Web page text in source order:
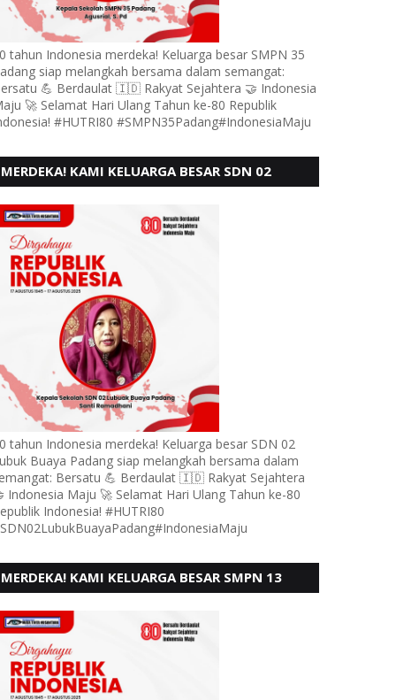
tahun Indonesia merdeka! Keluarga besar SMPN 35
siap melangkah bersama dalam semangat:
💪 Berdaulat 🇮🇩 Rakyat Sejahtera 🤝 Indonesia
🚀 Selamat Hari Ulang Tahun ke-80 Republik
#HUTRI80 #SMPN35Padang#IndonesiaMaju
MERDEKA! KAMI KELUARGA BESAR SDN 02
MENGUCAPKAN HUT RI KE - 80,
tahun Indonesia merdeka! Keluarga besar SDN 02
Buaya Padang siap melangkah bersama dalam
Bersatu 💪 Berdaulat 🇮🇩 Rakyat Sejahtera
Indonesia Maju 🚀 Selamat Hari Ulang Tahun ke-80
Indonesia! #HUTRI80
MERDEKA! KAMI KELUARGA BESAR SMPN 13